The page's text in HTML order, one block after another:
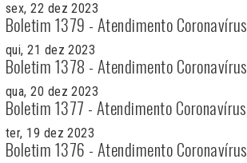
sex, 22 dez 2023
Boletim 1379 - Atendimento Coronavírus
qui, 21 dez 2023
Boletim 1378 - Atendimento Coronavírus
qua, 20 dez 2023
Boletim 1377 - Atendimento Coronavírus
ter, 19 dez 2023
Boletim 1376 - Atendimento Coronavírus